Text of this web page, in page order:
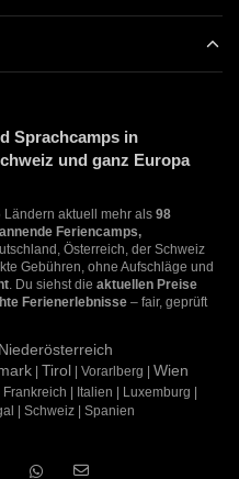
Sprachcamps in
und ganz Europa
aktuell mehr als 98
Feriencamps,
Österreich, der Schweiz
Gebühren, ohne Aufschläge und
. Du siehst die aktuellen Preise
Ferienerlebnisse – fair, geprüft
Niederösterreich
| Tirol | Vorarlberg | Wien
Frankreich | Italien | Luxemburg |
| Schweiz | Spanien